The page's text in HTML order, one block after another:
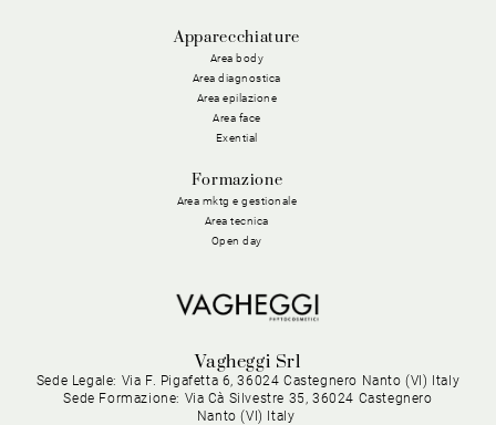
Apparecchiature
Area body
Area diagnostica
Area epilazione
Area face
Exential
Formazione
Area mktg e gestionale
Area tecnica
Open day
Vagheggi Srl
Sede Legale: Via F. Pigafetta 6, 36024 Castegnero Nanto (VI) Italy
Sede Formazione: Via Cà Silvestre 35, 36024 Castegnero
Nanto (VI) Italy